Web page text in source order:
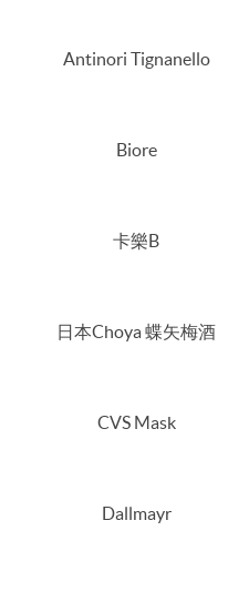
Antinori Tignanello
Biore
卡樂B
日本Choya 蝶矢梅酒
CVS Mask
Dallmayr